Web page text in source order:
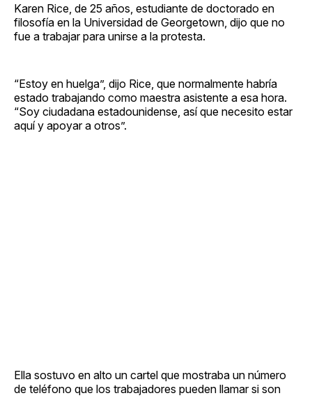
Karen Rice, de 25 años, estudiante de doctorado en
filosofía en la Universidad de Georgetown, dijo que no
fue a trabajar para unirse a la protesta.
“Estoy en huelga”, dijo Rice, que normalmente habría
estado trabajando como maestra asistente a esa hora.
“Soy ciudadana estadounidense, así que necesito estar
aquí y apoyar a otros”.
Ella sostuvo en alto un cartel que mostraba un número
de teléfono que los trabajadores pueden llamar si son